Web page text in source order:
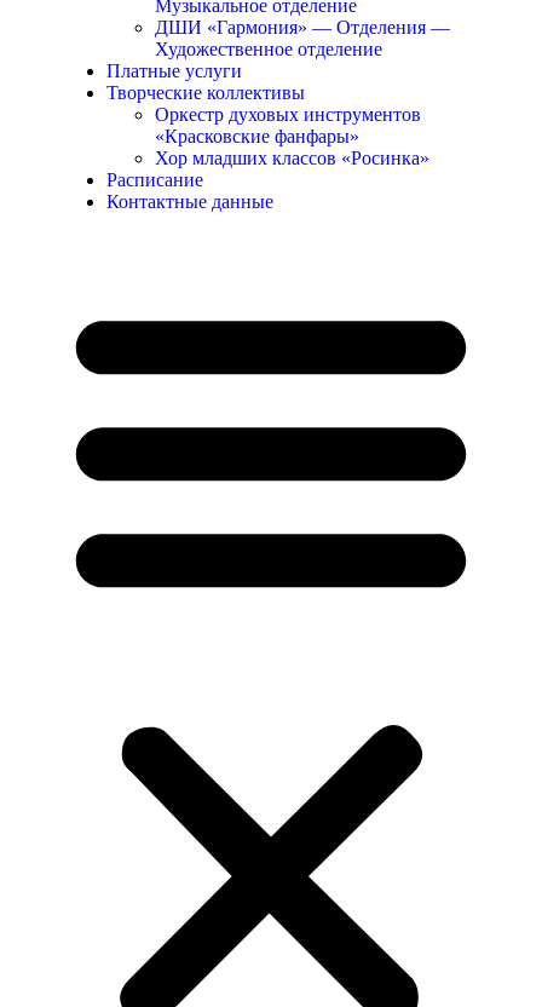
Музыкальное отделение
ДШИ «Гармония» — Отделения —
Художественное отделение
Платные услуги
Творческие коллективы
Оркестр духовых инструментов
«Красковские фанфары»
Хор младших классов «Росинка»
Расписание
Контактные данные